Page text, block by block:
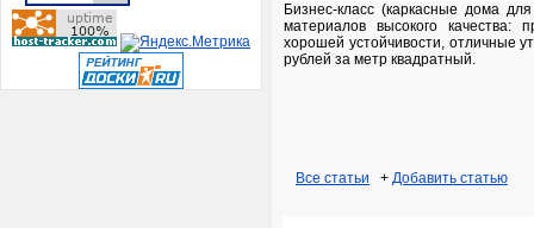
Бизнес-класс (каркасные дома
материалов высокого качества:
хорошей устойчивости, отличные
рублей за метр квадратный.
Все статьи + Добавить статью